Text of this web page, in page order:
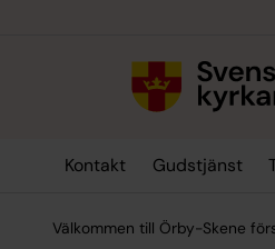
Kontakt Gudstjänst
Välkommen till Örby-Skene